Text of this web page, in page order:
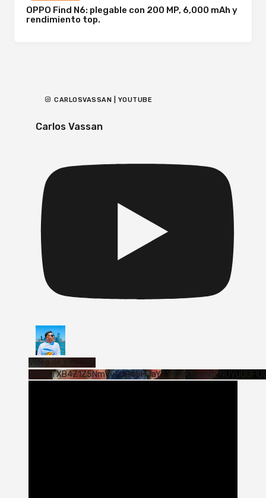
OPPO Find N6: plegable con 200 MP, 6,000 mAh y
rendimiento top.
CARLOSVASSAN | YOUTUBE
Carlos Vassan
Vídeo de YouTube